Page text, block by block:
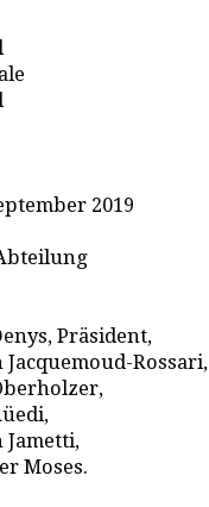
2019
Präsident,
Rossari,
Moses.